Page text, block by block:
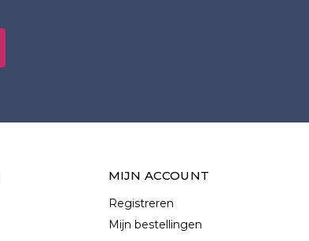
MIJN ACCOUNT
Registreren
Mijn bestellingen